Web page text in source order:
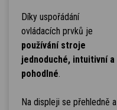
Díky uspořádání
ovládacích prvků je
používání stroje
jednoduché, intuitivní a
pohodlné.
Na displeji se přehledně a